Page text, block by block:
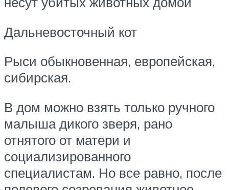
Дальневосточный кот
Рыси обыкновенная, европейская,
сибирская.
В дом можно взять только ручного
малыша дикого зверя, рано
отнятого от матери и
социализированного
специалистам. Но все равно, после